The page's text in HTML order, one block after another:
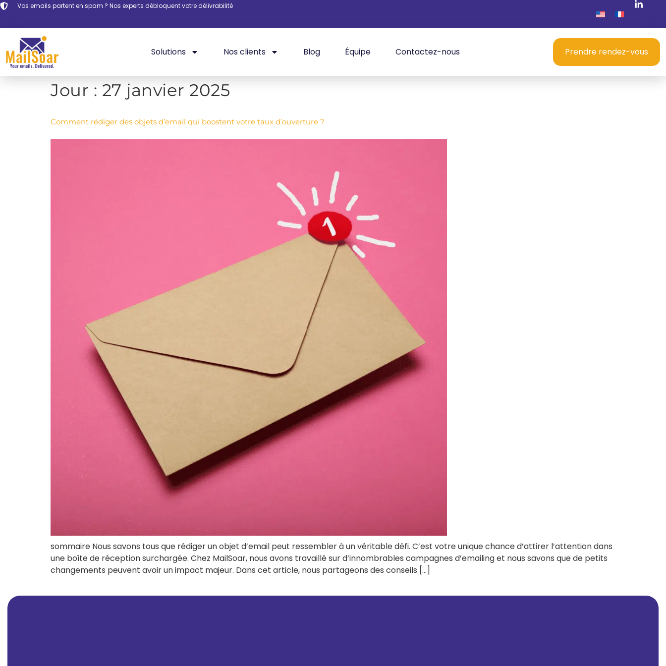
Vos emails partent en spam ? Nos experts débloquent votre délivrabilité
Solutions Nos clients Blog Équipe Contactez-nous Prendre rendez-vous
Jour : 27 janvier 2025
Comment rédiger des objets d’email qui boostent votre taux d’ouverture ?
sommaire Nous savons tous que rédiger un objet d’email peut ressembler à un véritable défi. C’est votre unique chance d’attirer l’attention dans
une boîte de réception surchargée. Chez MailSoar, nous avons travaillé sur d’innombrables campagnes d’emailing et nous savons que de petits
changements peuvent avoir un impact majeur. Dans cet article, nous partageons des conseils […]